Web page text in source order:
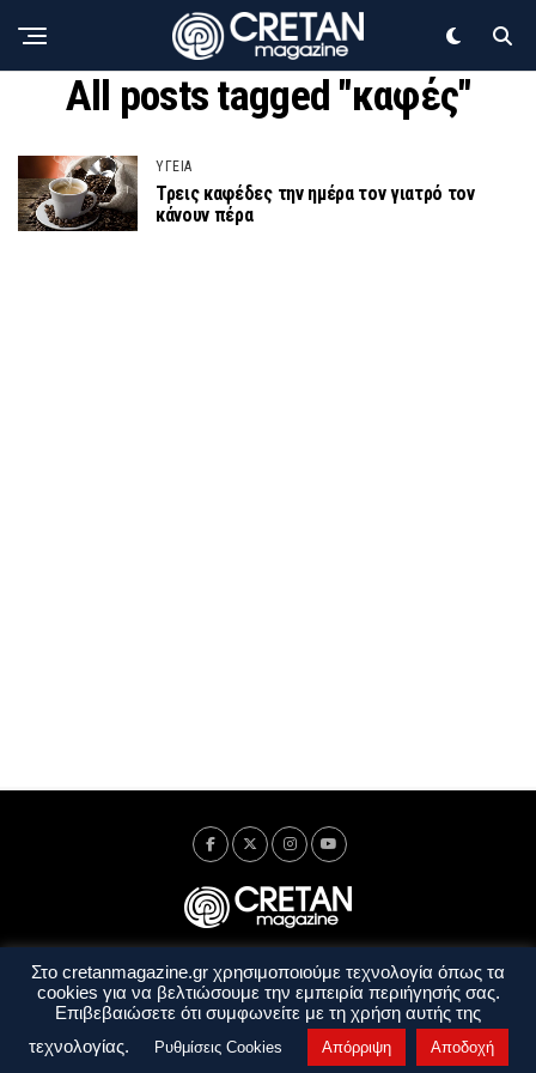
All posts tagged "καφές"
ΥΓΕΙΑ
Τρεις καφέδες την ημέρα τον γιατρό τον
κάνουν πέρα
Ταυτότητα Πολιτική Απορρήτου
Όροι Χρήσης
Όροι και Προϋποθέσεις
Στο cretanmagazine.gr χρησιμοποιούμε τεχνολογία όπως τα
cookies για να βελτιώσουμε την εμπειρία περιήγησής σας.
Επιβεβαιώσετε ότι συμφωνείτε με τη χρήση αυτής της
τεχνολογίας.
Ρυθμίσεις Cookies Απόρριψη Αποδοχή